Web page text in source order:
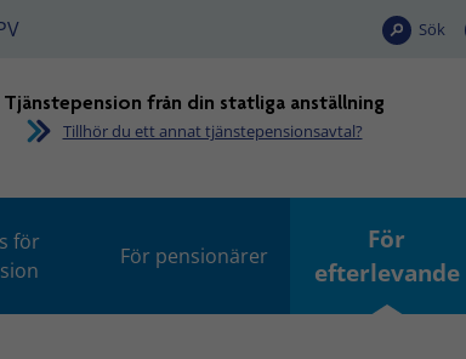
Sök
Tjänstepension från din statliga anställning
Tillhör du ett annat tjänstepensionsavtal?
för
För pensionärer
För
efterlevande